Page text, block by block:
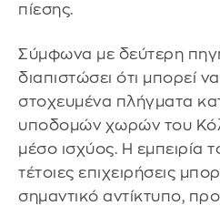
πίεσης.
Σύμφωνα με δεύτερη
διαπιστώσει ότι μπορεί να
στοχευμένα πλήγματα
υποδομών χωρών του
μέσο ισχύος. Η εμπειρία
τέτοιες επιχειρήσεις
σημαντικό αντίκτυπο,